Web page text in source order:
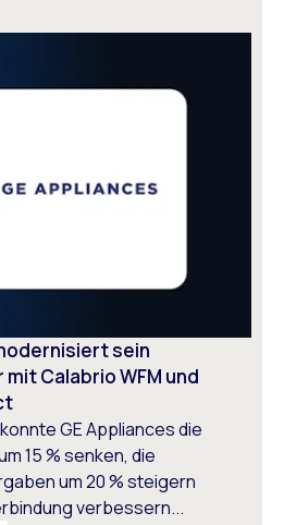
sein
Calabrio WFM und
GE Appliances die
15 % senken, die
um 20 % steigern
verbessern...